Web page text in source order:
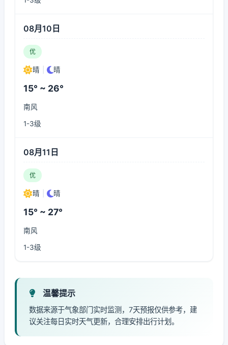
08月10日
优
晴 晴
15° ~ 26°
南风
1-3级
08月11日
优
晴 晴
15° ~ 27°
南风
1-3级
温馨提示
数据来源于气象部门实时监测，7天预报仅供参考，建
议关注每日实时天气更新，合理安排出行计划。